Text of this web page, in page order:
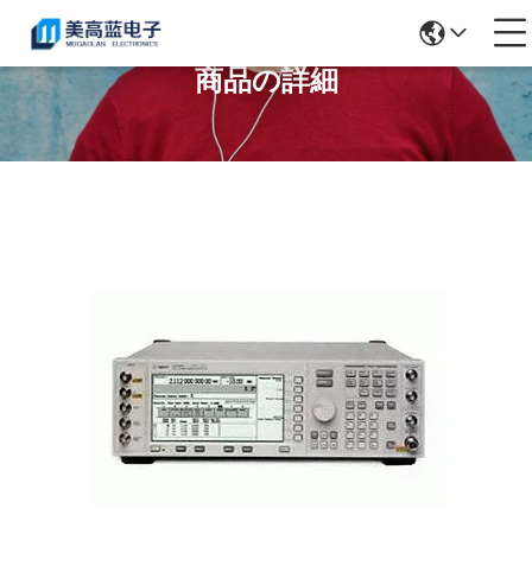
商品の詳細